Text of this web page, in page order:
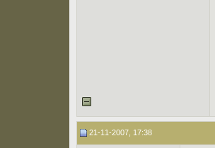
21-11-2007, 17:38